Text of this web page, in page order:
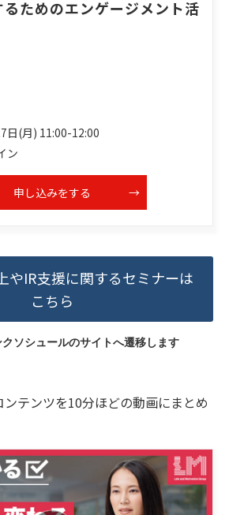
ためのエンゲージメント活
日(月) 11:00-12:00
ン
申し込みをする
やIR支援に関するセミナーは
こちら
ソシュールのサイトへ遷移します
テンツを10分ほどの動画にまとめ